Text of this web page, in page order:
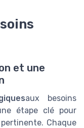
et une
aux besoins
étape clé pour
Chaque